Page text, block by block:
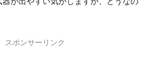
スポンサーリンク